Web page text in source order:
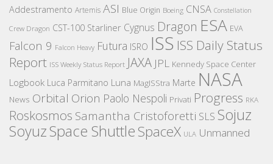
Addestramento Artemis ASI Blue Origin Boeing CNSA Constellation
Crew Dragon CST-100 Starliner Cygnus Dragon ESA EVA
Falcon 9 Falcon Heavy Futura ISRO ISS ISS Daily Status
Report ISS Weekly Status Report JAXA JPL Kennedy Space Center
Logbook Luca Parmitano Luna MagISStra Marte NASA
News Orbital Orion Paolo Nespoli Privati Progress RKA
Roskosmos Samantha Cristoforetti SLS Sojuz
SoyuzSpace ShuttleSpaceX ULA Unmanned